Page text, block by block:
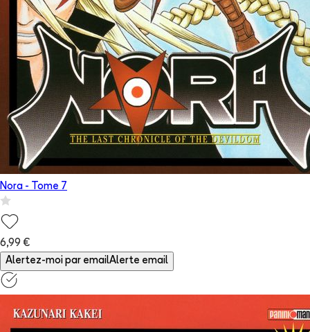
Nora - Tome 7
6,99 €
Alertez-moi par emailAlerte email